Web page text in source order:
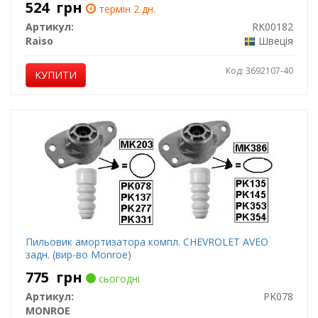
524 грн
термін 2 дн.
Артикул:
RK00182
Raiso
Швеція
КУПИТИ Код: 3692107-40
Пильовик амортизатора компл. CHEVROLET AVEO
задн. (вир-во Monroe)
775 грн
сьогодні
Артикул:
PK078
MONROE